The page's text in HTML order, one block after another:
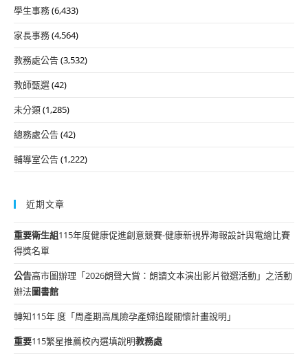
學生事務(6,433)
家長事務(4,564)
教務處公告(3,532)
教師甄選(42)
未分類(1,285)
總務處公告(42)
輔導室公告(1,222)
近期文章
重要衛生組115年度健康促進創意競賽-健康新視界海報設計與電繪比賽
得獎名單
公告高市圖辦理「2026朗聲大賞：朗讀文本演出影片徵選活動」之活動
辦法圖書館
轉知115年 度「周產期高風險孕產婦追蹤關懷計畫說明」
重要115繁星推薦校內選填說明教務處